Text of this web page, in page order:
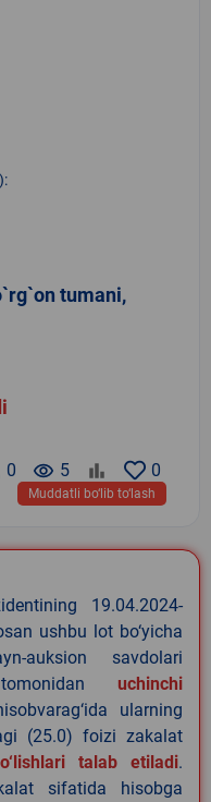
tumani,
0
remove_red_eye 5
0
Muddatli bo‘lib to‘lash
19.04.2024-
ushbu lot bo‘yicha
auksion savdolari
uchinchi
ularning
(25.0) foizi zakalat
talab etiladi.
sifatida hisobga